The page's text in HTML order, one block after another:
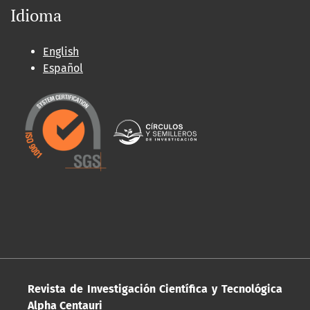
Idioma
English
Español
Revista de Investigación Científica y Tecnológica
Alpha Centauri